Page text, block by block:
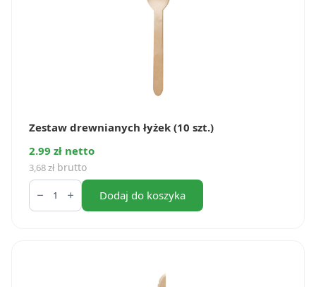
Zestaw drewnianych łyżek (10 szt.)
2.99 zł netto
3,68zł brutto
ilość
Zestaw
drewnianych
Dodaj do koszyka